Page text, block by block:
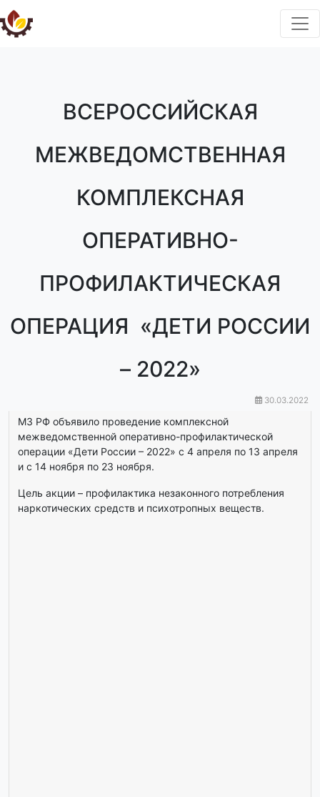
ВСЕРОССИЙСКАЯ
МЕЖВЕДОМСТВЕННАЯ
КОМПЛЕКСНАЯ
ОПЕРАТИВНО-
ПРОФИЛАКТИЧЕСКАЯ
ОПЕРАЦИЯ «ДЕТИ РОССИИ
– 2022»
30.03.2022
МЗ РФ объявило проведение комплексной
межведомственной оперативно-профилактической
операции «Дети России – 2022» с 4 апреля по 13 апреля
и с 14 ноября по 23 ноября.
Цель акции – профилактика незаконного потребления
наркотических средств и психотропных веществ.